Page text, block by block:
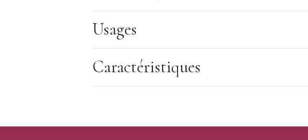
Démoulage facile
Caractéristiques du Moule à Chocolat
Matière : Moule silicone
Silicone Alimentaire, non toxique
Utilisable au four, au micro-onde, au réfrigérateur comme
Résiste aux forts écarts de température (-60°C à 230°C)
Usages
Caractéristiques